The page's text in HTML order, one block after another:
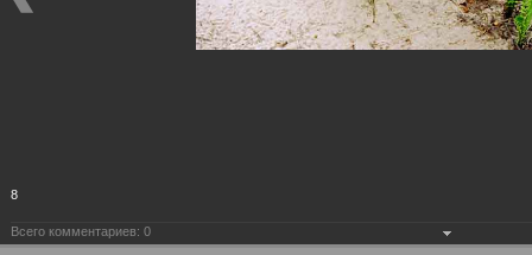
8
Всего комментариев: 0